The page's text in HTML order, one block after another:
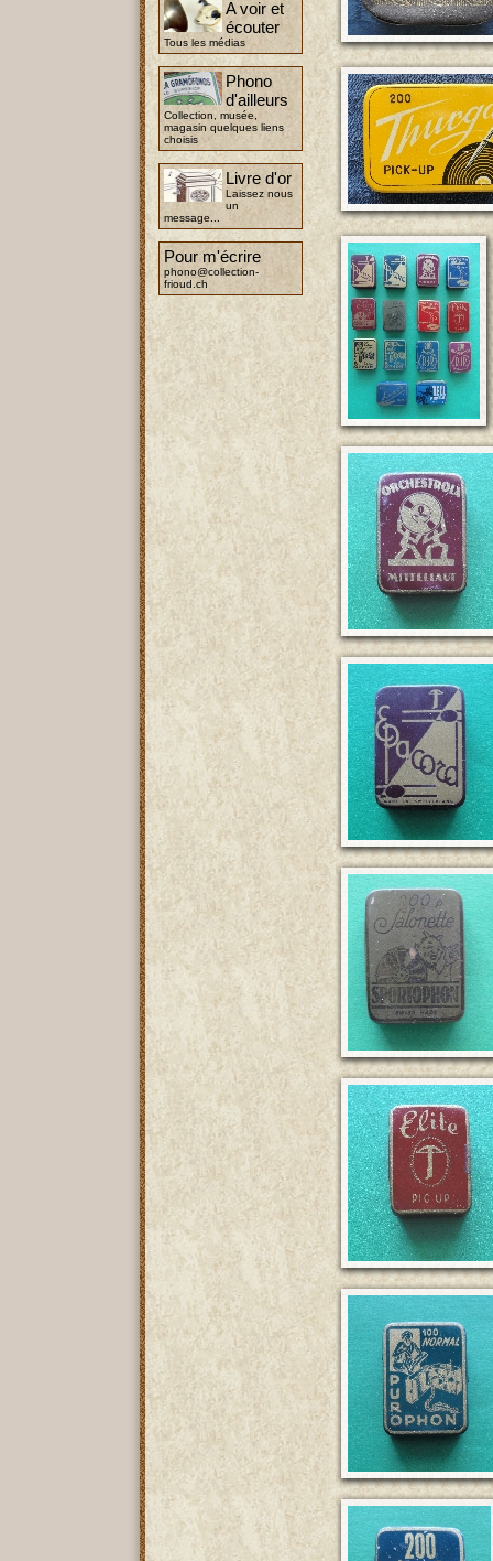
A voir et
écouter
Tous les médias
Phono
d'ailleurs
Collection, musée,
magasin quelques liens
choisis
Livre d'or
Laissez nous
un
message...
Pour m'écrire
phono@collection-
frioud.ch